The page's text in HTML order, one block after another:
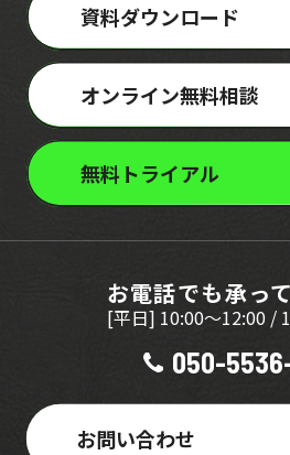
資料ダウンロード
オンライン無料相談
無料トライアル
お電話でも承っ
[平日] 10:00～12:00 /
050-
お問い合わせ